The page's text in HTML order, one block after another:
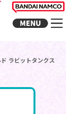
ラビットタンクス